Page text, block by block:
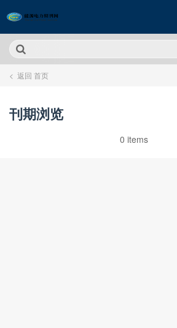
< 返回 首页
刊期浏览
0 items